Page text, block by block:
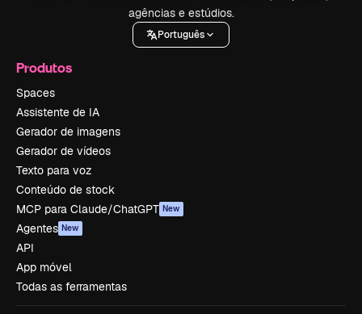
agências e estúdios.
Português
Produtos
Spaces
Assistente de IA
Gerador de imagens
Gerador de vídeos
Texto para voz
Conteúdo de stock
MCP para Claude/ChatGPT New
Agentes New
API
App móvel
Todas as ferramentas